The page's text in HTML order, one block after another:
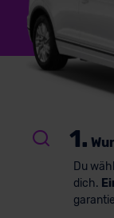
1.
Du
dich.